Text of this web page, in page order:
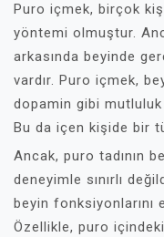
Puro içmek, birçok
yöntemi olmuştur.
arkasında beyinde
vardır. Puro içmek,
dopamin gibi mutluluk
Bu da içen kişide bir
Ancak, puro tadının
deneyimle sınırlı
beyin
Özellikle, puro